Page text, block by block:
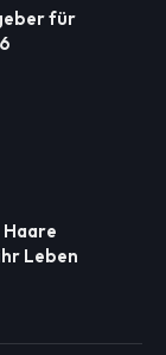
für
Leben